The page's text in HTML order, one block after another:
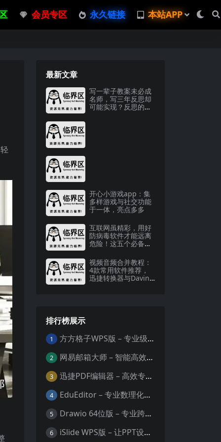
会员专区 永久链接 本站APP
最新文章
写一辈子教案未必成
名师，写三年反思却
可能实现？反思的关
开心小游戏app：集
多样游戏与社交功能
于一体，亮点多多
互联网虽精彩，用好
防病毒软件才能远离
危险！这五个必备软
视频音频合并教程：
4款常用软件推荐，
迅捷转换器与Davinci
排行榜展示
1 方方格子WPS版 – 专业级Excel/WPS表格效率增强插件
2 网易邮箱大师 – 智能高效的全平台邮箱管理专家
3 迅捷PDF编辑器 – 高效专业的PDF编辑与格式处理工具
4 EduEditor – 专业数理化公式与科学文档编辑器
5 Drawio 64位版 – 专业跨平台图表设计与协作工具
6 iSlide WPS版 – 让PPT设计效率提升10倍的专业插件